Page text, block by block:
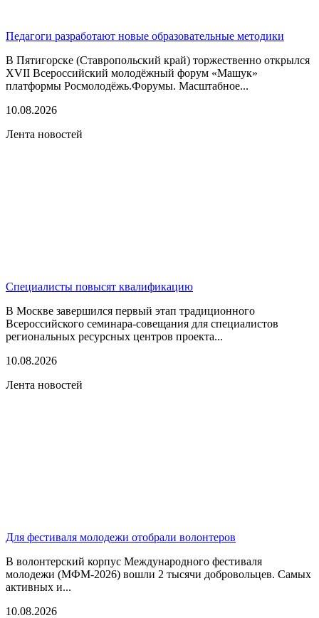
Педагоги разработают новые образовательные методики
В Пятигорске (Ставропольский край) торжественно открылся
XVII Всероссийский молодёжный форум «Машук»
платформы Росмолодёжь.Форумы. Масштабное...
10.08.2026
Лента новостей
Специалисты повысят квалификацию
В Москве завершился первый этап традиционного
Всероссийского семинара-совещания для специалистов
региональных ресурсных центров проекта...
10.08.2026
Лента новостей
Для фестиваля молодежи отобрали волонтеров
В волонтерский корпус Международного фестиваля
молодежи (МФМ-2026) вошли 2 тысячи добровольцев. Самых
активных и...
10.08.2026